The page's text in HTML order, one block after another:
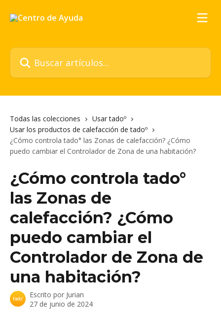
Buscar artículos...
Todas las colecciones
Usar tadoº
Usar los productos de calefacción de tadoº
¿Cómo controla tado° las Zonas de calefacción? ¿Cómo
puedo cambiar el Controlador de Zona de una habitación?
¿Cómo controla tado°
las Zonas de
calefacción? ¿Cómo
puedo cambiar el
Controlador de Zona de
una habitación?
Escrito por Jurian
27 de junio de 2024